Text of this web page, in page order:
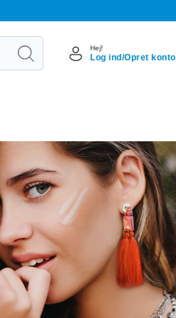
Hej!
Log ind/Opret konto